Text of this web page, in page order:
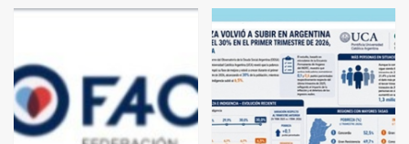
3
en la mañana del lunes
4
Accidente en Ruta 5: falleció un
joven de Trenque Lauquen